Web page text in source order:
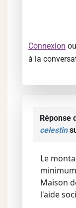
Connexion ou
à la
Réponse
celestin
Le
Maison
l'aide